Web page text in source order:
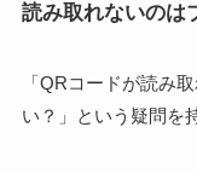
読み取れないのは
「QRコードが読み
い？」という疑問を